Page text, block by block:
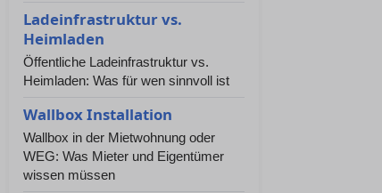
Ladeinfrastruktur vs.
Heimladen
Öffentliche Ladeinfrastruktur vs.
Heimladen: Was für wen sinnvoll ist
Wallbox Installation
Wallbox in der Mietwohnung oder
WEG: Was Mieter und Eigentümer
wissen müssen